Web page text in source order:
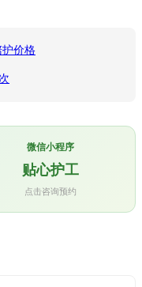
护价格
微信小程序
贴心护工
点击咨询预约